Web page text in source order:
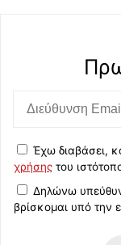
Έχω διαβάσει,
χρήσης του
Δηλώνω
βρίσκομαι υπό την